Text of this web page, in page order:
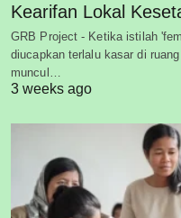
Kearifan Lokal
GRB Project - Ketika istilah
diucapkan terlalu kasar di
muncul…
3 weeks ago